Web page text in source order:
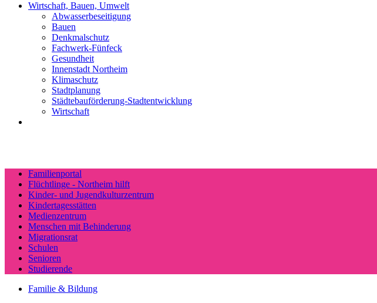
Wirtschaft, Bauen, Umwelt
Abwasserbeseitigung
Bauen
Denkmalschutz
Fachwerk-Fünfeck
Gesundheit
Innenstadt Northeim
Klimaschutz
Stadtplanung
Städtebauförderung-Stadtentwicklung
Wirtschaft
Familienportal
Flüchtlinge - Northeim hilft
Kinder- und Jugendkulturzentrum
Kindertagesstätten
Medienzentrum
Menschen mit Behinderung
Migrationsrat
Schulen
Senioren
Studierende
Familie & Bildung